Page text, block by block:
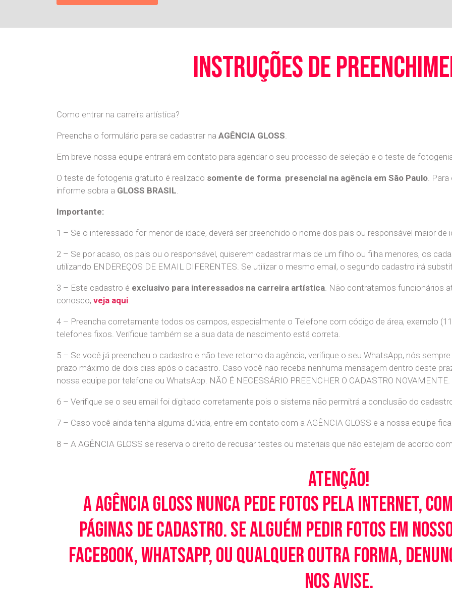
instruções de
Como entrar na carreira artística?
Preencha o formulário para se cadastrar na AGÊNCIA GLOSS
Em breve nossa equipe entrará em contato para agendar o seu processo de seleção e o teste de
O teste de fotogenia gratuito é realizado somente de forma presencial na agência em São Paulo .
informe sobra a GLOSS BRASIL
Importante:
1 – Se o interessado for menor de idade, deverá ser preenchido o nome dos pais ou responsável maior de
2 – Se por acaso, os pais ou o responsável, quiserem cadastrar mais de um filho ou filha menores, os
utilizando ENDEREÇOS DE EMAIL DIFERENTES. Se utilizar o mesmo email, o segundo cadastro irá
3 – Este cadastro é exclusivo para interessados na carreira artística . Não contratamos funcionários
conosco, veja aqui
4 – Preencha corretamente todos os campos, especialmente o Telefone com código de área, exemplo
telefones fixos. Verifique também se a sua data de nascimento está correta.
5 – Se você já preencheu o cadastro e não teve retorno da agência, verifique o seu WhatsApp, nós
prazo máximo de dois dias após o cadastro. Caso você não receba nenhuma mensagem dentro deste
nossa equipe por telefone ou WhatsApp. NÃO É NECESSÁRIO PREENCHER O CADASTRO NOVAMENTE.
6 – Verifique se o seu email foi digitado corretamente pois o sistema não permitrá a conclusão do
7 – Caso você ainda tenha alguma dúvida, entre em contato com a AGÊNCIA GLOSS e a nossa equipe
8 – A AGÊNCIA GLOSS se reserva o direito de recusar testes ou materiais que não estejam de acordo
Atenção!
A Agência Gloss nunca pede fotos pela Internet,
páginas de cadastro. Se alguém pedir fotos em
Facebook, WhatsApp, ou qualquer outra forma,
nos avise.